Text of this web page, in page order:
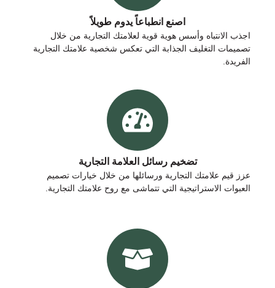
اصنع انطباعاً يدوم طويلاً
اجذب الانتباه وأسس هوية قوية لعلامتك التجارية من خلال
تصميمات التغليف الجذابة التي تعكس شخصية علامتك التجارية
الفريدة.
تضخيم رسائل العلامة التجارية
عزز قيم علامتك التجارية ورسائلها من خلال خيارات تصميم
العبوات الاستراتيجية التي تتماشى مع روح علامتك التجارية.